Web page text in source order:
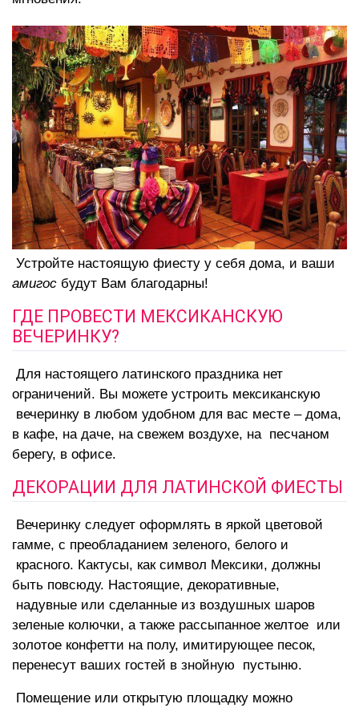
Устройте настоящую фиесту у себя дома, и ваши
амигос будут Вам благодарны!
ГДЕ ПРОВЕСТИ МЕКСИКАНСКУЮ
ВЕЧЕРИНКУ?
Для настоящего латинского праздника нет
ограничений. Вы можете устроить мексиканскую
вечеринку в любом удобном для вас месте – дома,
в кафе, на даче, на свежем воздухе, на песчаном
берегу, в офисе.
ДЕКОРАЦИИ ДЛЯ ЛАТИНСКОЙ ФИЕСТЫ
Вечеринку следует оформлять в яркой цветовой
гамме, с преобладанием зеленого, белого и
красного. Кактусы, как символ Мексики, должны
быть повсюду. Настоящие, декоративные,
надувные или сделанные из воздушных шаров
зеленые колючки, а также рассыпанное желтое или
золотое конфетти на полу, имитирующее песок,
перенесут ваших гостей в знойную пустыню.
Помещение или открытую площадку можно